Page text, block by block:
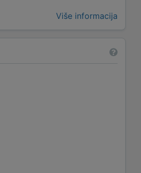
Više informacija